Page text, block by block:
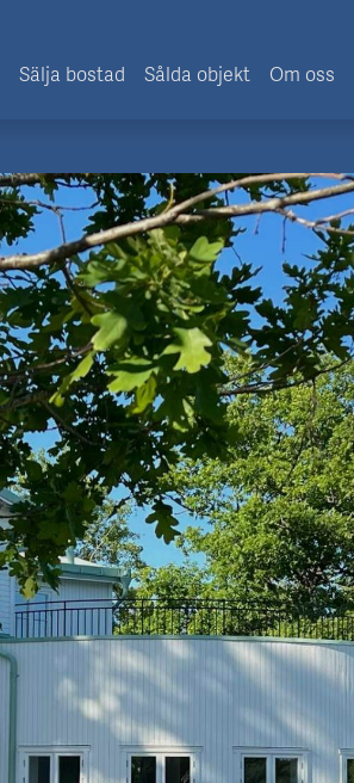
Sälja bostad Sålda objekt Om oss